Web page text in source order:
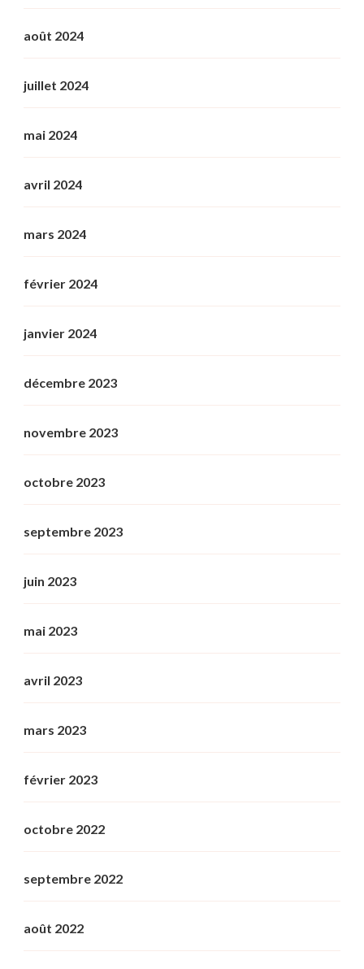
août 2024
juillet 2024
mai 2024
avril 2024
mars 2024
février 2024
janvier 2024
décembre 2023
novembre 2023
octobre 2023
septembre 2023
juin 2023
mai 2023
avril 2023
mars 2023
février 2023
octobre 2022
septembre 2022
août 2022